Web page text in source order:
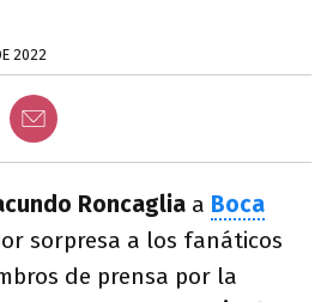
2022
Roncaglia a Boca
sorpresa a los fanáticos
de prensa por la